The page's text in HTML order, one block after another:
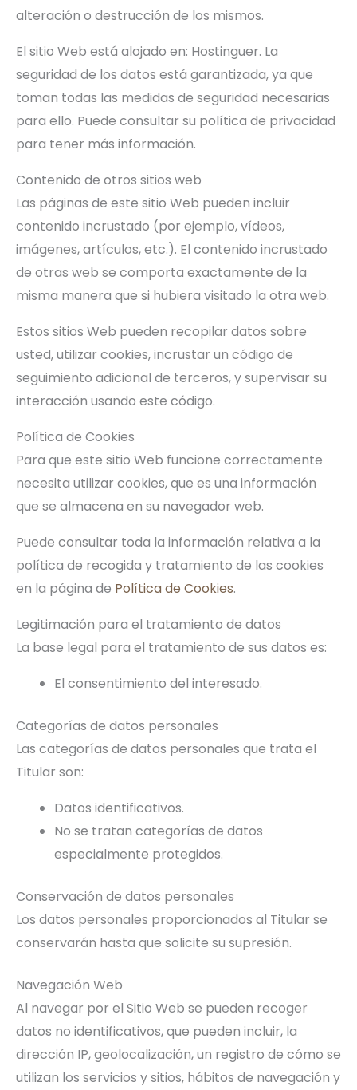
alteración o destrucción de los mismos.
El sitio Web está alojado en: Hostinguer. La
seguridad de los datos está garantizada, ya que
toman todas las medidas de seguridad necesarias
para ello. Puede consultar su política de privacidad
para tener más información.
Contenido de otros sitios web
Las páginas de este sitio Web pueden incluir
contenido incrustado (por ejemplo, vídeos,
imágenes, artículos, etc.). El contenido incrustado
de otras web se comporta exactamente de la
misma manera que si hubiera visitado la otra web.
Estos sitios Web pueden recopilar datos sobre
usted, utilizar cookies, incrustar un código de
seguimiento adicional de terceros, y supervisar su
interacción usando este código.
Política de Cookies
Para que este sitio Web funcione correctamente
necesita utilizar cookies, que es una información
que se almacena en su navegador web.
Puede consultar toda la información relativa a la
política de recogida y tratamiento de las cookies
en la página de Política de Cookies.
Legitimación para el tratamiento de datos
La base legal para el tratamiento de sus datos es:
El consentimiento del interesado.
Categorías de datos personales
Las categorías de datos personales que trata el
Titular son:
Datos identificativos.
No se tratan categorías de datos
especialmente protegidos.
Conservación de datos personales
Los datos personales proporcionados al Titular se
conservarán hasta que solicite su supresión.
Navegación Web
Al navegar por el Sitio Web se pueden recoger
datos no identificativos, que pueden incluir, la
dirección IP, geolocalización, un registro de cómo se
utilizan los servicios y sitios, hábitos de navegación y